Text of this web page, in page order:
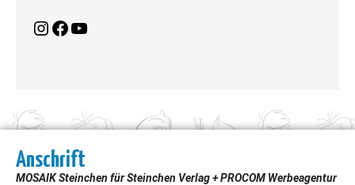
Anschrift
MOSAIK Steinchen für Steinchen Verlag + PROCOM Werbeagentur